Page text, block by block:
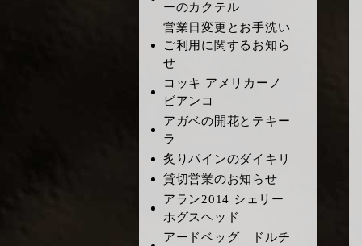
ーのカクテル
営業日変更とお手洗い
ご利用に関するお知ら
せ
コッキ アメリカーノ
ビアンコ
アガベの開花とテキー
ラ
炙りパインのダイキリ
貸切営業のお知らせ
アラン2014 シェリー
ホグスヘッド
アードベッグ ドルチ